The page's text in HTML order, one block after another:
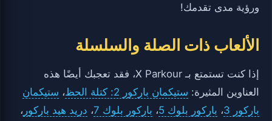
ورؤية مدى تقدمك!
الألعاب ذات الصلة والسلسلة
إذا كنت تستمتع بـ X Parkour، فقد تعجبك أيضًا هذه
العناوين المثيرة: ستيكمان باركور 2: كتلة الحظ ، ستيكمان
باركور 3
، باركور بلوك 5 ، باركور بلوك 7 ، دريد هيد باركور ،